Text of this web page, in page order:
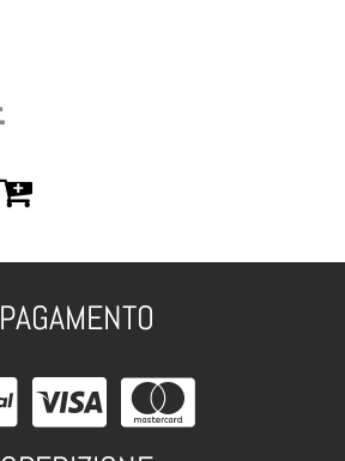
PAGAMENTO